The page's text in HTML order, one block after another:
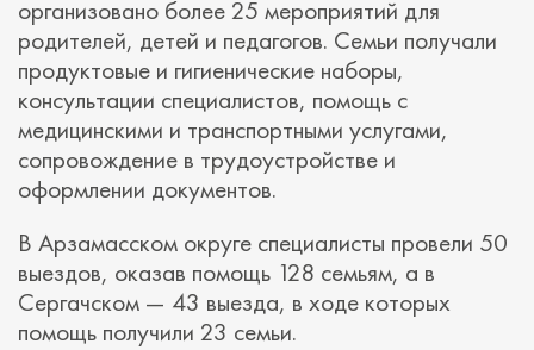
организовано более 25 мероприятий для
родителей, детей и педагогов. Семьи получали
продуктовые и гигиенические наборы,
консультации специалистов, помощь с
медицинскими и транспортными услугами,
сопровождение в трудоустройстве и
оформлении документов.
В Арзамасском округе специалисты провели 50
выездов, оказав помощь 128 семьям, а в
Сергачском — 43 выезда, в ходе которых
помощь получили 23 семьи.